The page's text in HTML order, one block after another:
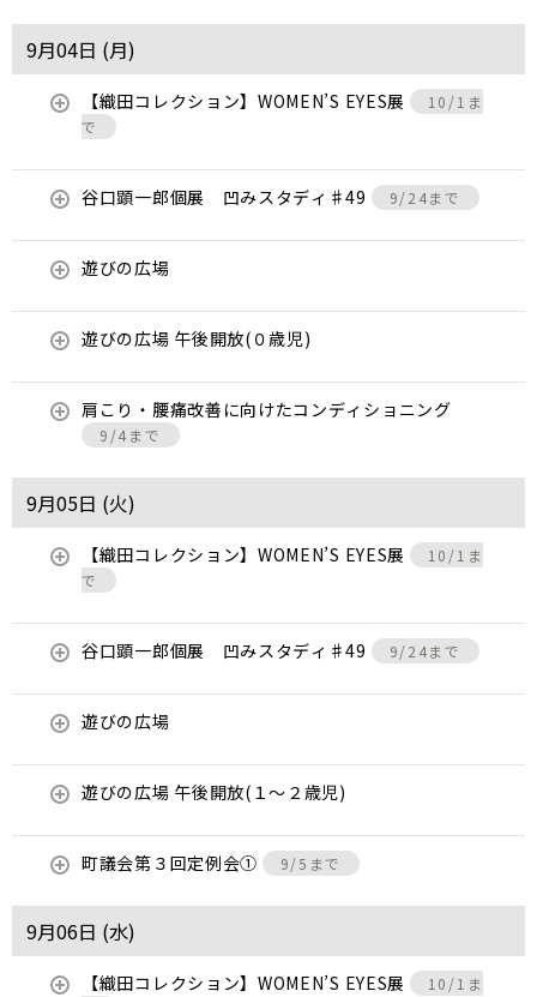
9月04日 (月)
【織田コレクション】WOMEN’S EYES展
10/1ま
で
谷口顕一郎個展 凹みスタディ♯49 9/24まで
遊びの広場
遊びの広場 午後開放(０歳児)
肩こり・腰痛改善に向けたコンディショニング
9/4まで
9月05日 (火)
【織田コレクション】WOMEN’S EYES展
10/1ま
で
谷口顕一郎個展 凹みスタディ♯49 9/24まで
遊びの広場
遊びの広場 午後開放(１～２歳児)
町議会第３回定例会① 9/5まで
9月06日 (水)
【織田コレクション】WOMEN’S EYES展
10/1ま